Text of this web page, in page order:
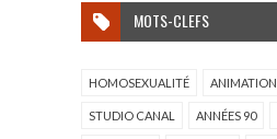
MOTS-CLEFS
HOMOSEXUALITÉ ANIMATION
STUDIO CANAL ANNÉES 90